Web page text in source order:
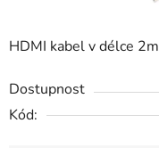
HDMI kabel v délce 2m
Dostupnost
Kód: